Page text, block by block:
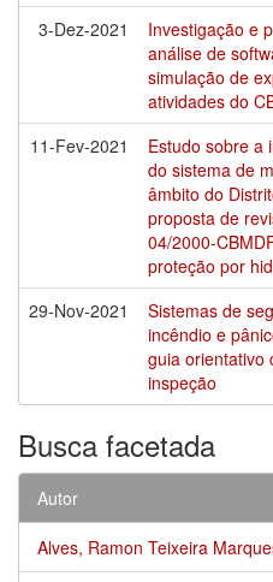
3-Dez-2021
Investigação e
análise de
simulação de
atividades do
11-Fev-2021
Estudo sobre a
do sistema de
âmbito do
proposta de
04/2000-
proteção por
29-Nov-2021
Sistemas de
incêndio e
guia orientativo
inspeção
Busca facetada
Autor
Alves, Ramon Teixeira